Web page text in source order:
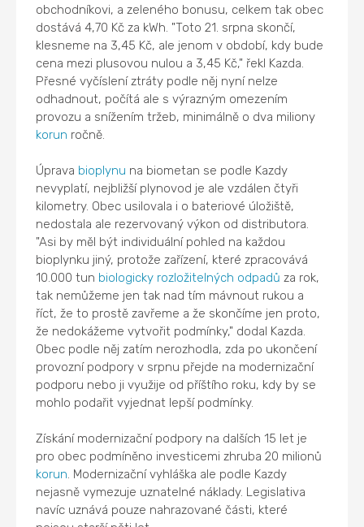
obchodníkovi, a zeleného bonusu, celkem tak obec
dostává 4,70 Kč za kWh. "Toto 21. srpna skončí,
klesneme na 3,45 Kč, ale jenom v období, kdy bude
cena mezi plusovou nulou a 3,45 Kč," řekl Kazda.
Přesné vyčíslení ztráty podle něj nyní nelze
odhadnout, počítá ale s výrazným omezením
provozu a snížením tržeb, minimálně o dva miliony
korun ročně.
Úprava bioplynu na biometan se podle Kazdy
nevyplatí, nejbližší plynovod je ale vzdálen čtyři
kilometry. Obec usilovala i o bateriové úložiště,
nedostala ale rezervovaný výkon od distributora.
"Asi by měl být individuální pohled na každou
bioplynku jiný, protože zařízení, které zpracovává
10.000 tun biologicky rozložitelných odpadů za rok,
tak nemůžeme jen tak nad tím mávnout rukou a
říct, že to prostě zavřeme a že skončíme jen proto,
že nedokážeme vytvořit podmínky," dodal Kazda.
Obec podle něj zatím nerozhodla, zda po ukončení
provozní podpory v srpnu přejde na modernizační
podporu nebo ji využije od příštího roku, kdy by se
mohlo podařit vyjednat lepší podmínky.
Získání modernizační podpory na dalších 15 let je
pro obec podmíněno investicemi zhruba 20 milionů
korun. Modernizační vyhláška ale podle Kazdy
nejasně vymezuje uznatelné náklady. Legislativa
navíc uznává pouze nahrazované části, které